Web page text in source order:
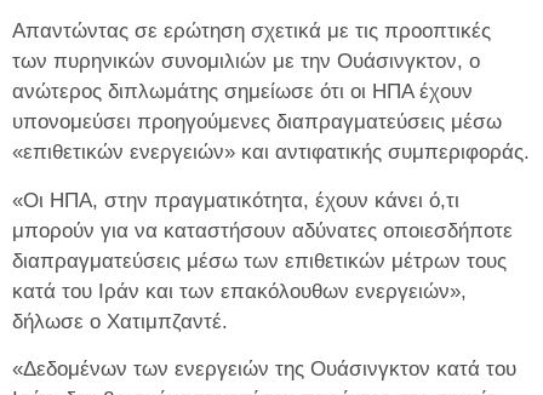
Απαντώντας σε ερώτηση σχετικά με τις προοπτικές
των πυρηνικών συνομιλιών με την Ουάσινγκτον, ο
ανώτερος διπλωμάτης σημείωσε ότι οι ΗΠΑ έχουν
υπονομεύσει προηγούμενες διαπραγματεύσεις μέσω
«επιθετικών ενεργειών» και αντιφατικής συμπεριφοράς.
«Οι ΗΠΑ, στην πραγματικότητα, έχουν κάνει ό,τι
μπορούν για να καταστήσουν αδύνατες οποιεσδήποτε
διαπραγματεύσεις μέσω των επιθετικών μέτρων τους
κατά του Ιράν και των επακόλουθων ενεργειών»,
δήλωσε ο Χατιμπζαντέ.
«Δεδομένων των ενεργειών της Ουάσινγκτον κατά του